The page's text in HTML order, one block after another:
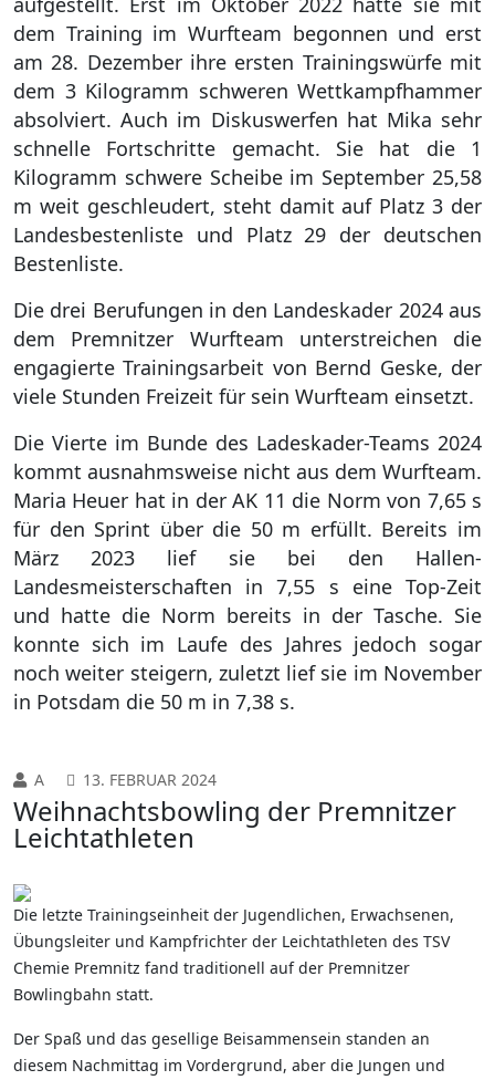
dem Training im Wurfteam begonnen und erst
am 28. Dezember ihre ersten Trainingswürfe mit
dem 3 Kilogramm schweren Wettkampfhammer
absolviert. Auch im Diskuswerfen hat Mika sehr
schnelle Fortschritte gemacht. Sie hat die 1
Kilogramm schwere Scheibe im September 25,58
m weit geschleudert, steht damit auf Platz 3 der
Landesbestenliste und Platz 29 der deutschen
Bestenliste.
Die drei Berufungen in den Landeskader 2024 aus
dem Premnitzer Wurfteam unterstreichen die
engagierte Trainingsarbeit von Bernd Geske, der
viele Stunden Freizeit für sein Wurfteam einsetzt.
Die Vierte im Bunde des Ladeskader-Teams 2024
kommt ausnahmsweise nicht aus dem Wurfteam.
Maria Heuer hat in der AK 11 die Norm von 7,65 s
für den Sprint über die 50 m erfüllt. Bereits im
März 2023 lief sie bei den Hallen-
Landesmeisterschaften in 7,55 s eine Top-Zeit
und hatte die Norm bereits in der Tasche. Sie
konnte sich im Laufe des Jahres jedoch sogar
noch weiter steigern, zuletzt lief sie im November
in Potsdam die 50 m in 7,38 s.
A 13. FEBRUAR 2024
Weihnachtsbowling der Premnitzer
Leichtathleten
Die letzte Trainingseinheit der Jugendlichen, Erwachsenen,
Übungsleiter und Kampfrichter der Leichtathleten des TSV
Chemie Premnitz fand traditionell auf der Premnitzer
Bowlingbahn statt.
Der Spaß und das gesellige Beisammensein standen an
diesem Nachmittag im Vordergrund, aber die Jungen und